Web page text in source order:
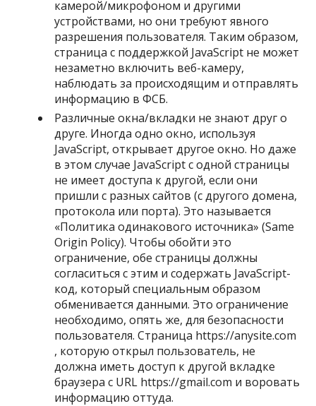
камерой/микрофоном и другими
устройствами, но они требуют явного
разрешения пользователя. Таким образом,
страница с поддержкой JavaScript не может
незаметно включить веб-камеру,
наблюдать за происходящим и отправлять
информацию в ФСБ.
Различные окна/вкладки не знают друг о
друге. Иногда одно окно, используя
JavaScript, открывает другое окно. Но даже
в этом случае JavaScript с одной страницы
не имеет доступа к другой, если они
пришли с разных сайтов (с другого домена,
протокола или порта). Это называется
«Политика одинакового источника» (Same
Origin Policy). Чтобы обойти это
ограничение, обе страницы должны
согласиться с этим и содержать JavaScript-
код, который специальным образом
обменивается данными. Это ограничение
необходимо, опять же, для безопасности
пользователя. Страница https://anysite.com
, которую открыл пользователь, не
должна иметь доступ к другой вкладке
браузера с URL https://gmail.com и воровать
информацию оттуда.